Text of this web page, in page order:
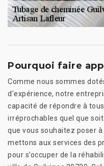
Pourquoi faire
Comme nous sommes
d’expérience, notre
capacité de répondre à
irréprochables quel que
que vous souhaitez poser à
mettons aux services des
pour s’occuper de la